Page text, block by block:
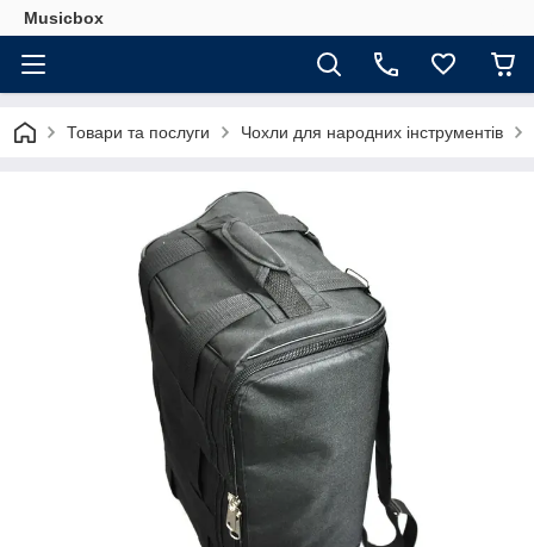
Musicbox
Товари та послуги Чохли для народних інструментів